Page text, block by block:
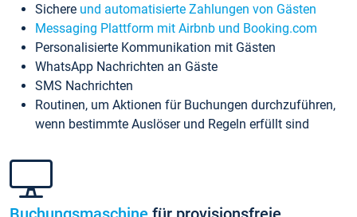
Sichere und automatisierte Zahlungen von Gästen
Messaging Plattform mit Airbnb und Booking.com
Personalisierte Kommunikation mit Gästen
WhatsApp Nachrichten an Gäste
SMS Nachrichten
Routinen, um Aktionen für Buchungen durchzuführen,
wenn bestimmte Auslöser und Regeln erfüllt sind